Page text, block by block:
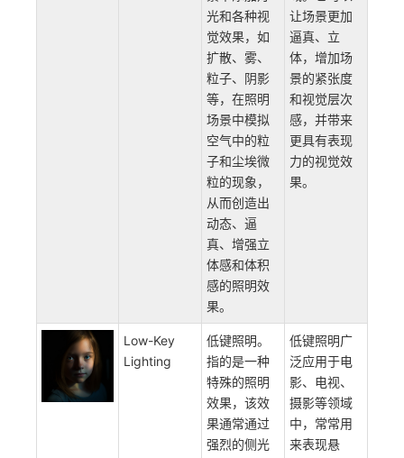
体积光。是
一种创造逼
真渲染效果
的照明效果
技术。它通
过在某些场
景中添加灯
光和各种视
觉效果，如
扩散、雾、
粒子、阴影
等，在照明
场景中模拟
空气中的粒
子和尘埃微
粒的现象，
从而创造出
动态、逼
真、增强立
体感和体积
感的照明效
果。
适用于多种
场景设计
中，如电
影、电视、
视频游戏、
动画等领
域。它可以
让场景更加
逼真、立
果。